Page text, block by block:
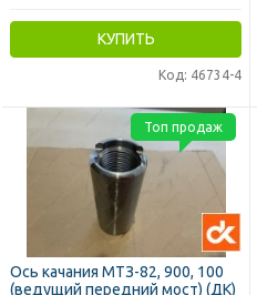
КУПИТЬ
Код: 46734-4
Ось качания МТЗ-82, 900, 100
(ведущий передний мост) (ДК)
Топ продаж